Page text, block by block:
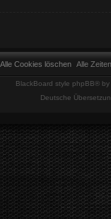
Alle
Alle Cookies löschen
BlackBoard style phpBB® by
Deutsche